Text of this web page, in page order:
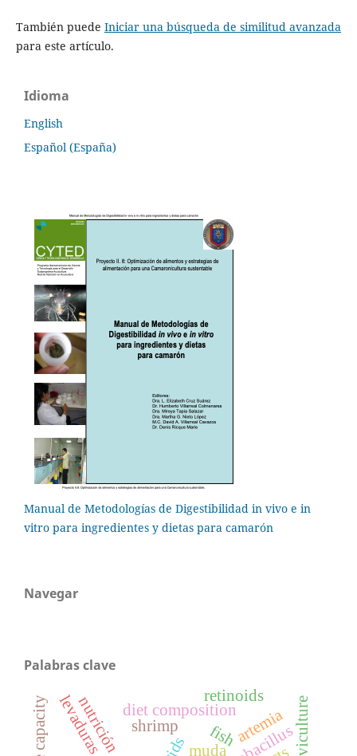
También puede Iniciar una búsqueda de similitud avanzada
para este artículo.
Idioma
English
Español (España)
Manual de Metodologías de Digestibilidad in vivo e in
vitro para ingredientes y dietas para camarón
Navegar
Palabras clave
shrimp fish larviculture
levaduras diet compositionartemia
nutrición muda
retinoids